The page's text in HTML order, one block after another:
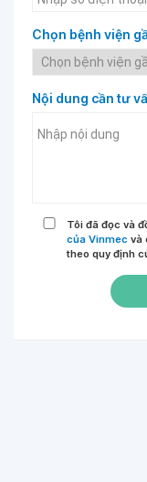
Chọn bệnh viện
Nội dung cần tư
Tôi đã đọc và
của Vinmec và
theo quy định